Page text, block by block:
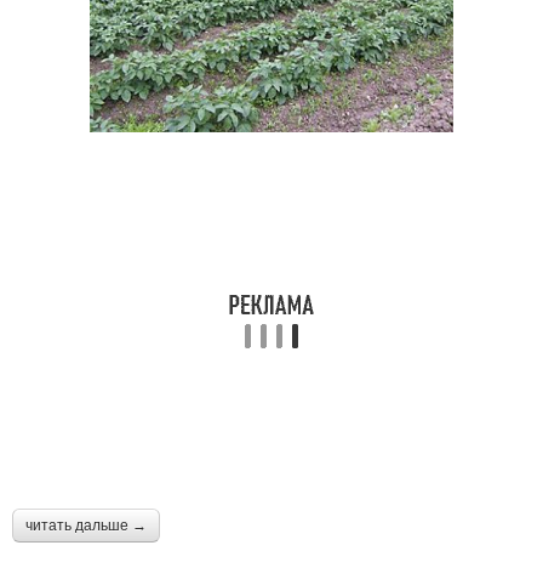
читать дальше →